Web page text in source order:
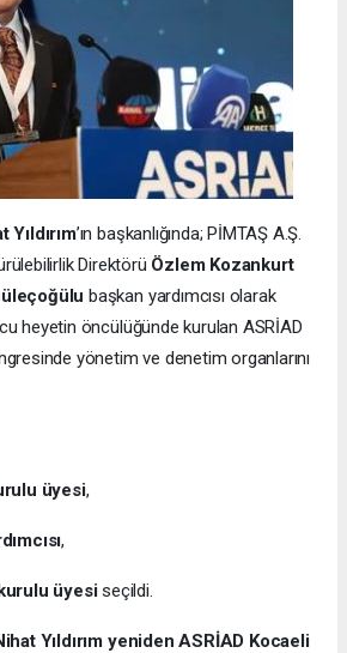
Yıldırım’ın başkanlığında; PİMTAŞ A.Ş.
Direktörü Özlem Kozankurt
başkan yardımcısı olarak
heyetin öncülüğünde kurulan ASRİAD
yönetim ve denetim organlarını
üyesi,
,
üyesiseçildi.
Yıldırım yeniden ASRİAD Kocaeli